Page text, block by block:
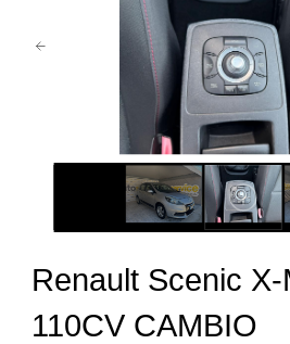
Renault Scenic
110CV CAMBIO